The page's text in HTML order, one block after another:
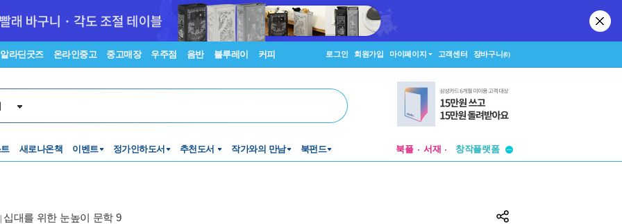
알라딘굿즈 온라인중고 중고매장 우주점 음반 블루레이 커피 로그인 회원가입 마이페이지 고객센터 장바구니(0)
새로나온책 이벤트 정가인하도서 추천도서 작가와의 만남 북펀드 북플 서재
창작플랫폼
십대를 위한 눈높이 문학 9